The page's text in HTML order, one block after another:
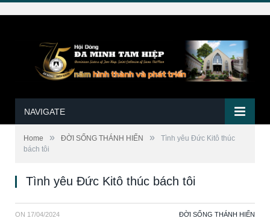
NAVIGATE
Home » ĐỜI SỐNG THÁNH HIẾN »
Tình yêu Đức Kitô thúc
bách tôi
Tình yêu Đức Kitô thúc bách tôi
ON 17/04/2024 ĐỜI SỐNG THÁNH HIẾN